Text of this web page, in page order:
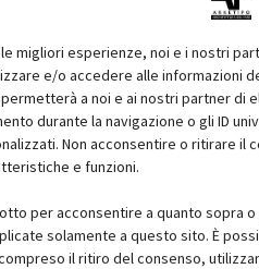
migliori esperienze, noi e i nostri
e/o accedere alle informazioni
a noi e ai nostri partner di
durante la navigazione o gli ID
Non acconsentire o ritirare il
e funzioni.
per acconsentire a quanto sopra
solamente a questo sito. È
il ritiro del consenso,
una grande facciata ventilata
costruita con grandi vetrate
di lavoro, grazie a queste
paesaggio.